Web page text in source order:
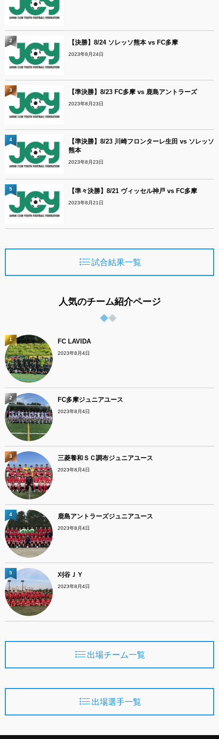
【決勝】8/24 ソレッソ熊本 vs FC多摩
2023年8月24日
2
【準決勝】8/23 FC多摩 vs 鹿島アントラーズ
2023年8月23日
3
【準決勝】8/23 川崎フロンターレ生田 vs ソレッソ
熊本
2023年8月23日
4
【準々決勝】8/21 ヴィッセル神戸 vs FC多摩
2023年8月21日
5
試合結果一覧
人気のチーム紹介ページ
FC LAVIDA
2023年8月4日
1
FC多摩ジュニアユース
2023年8月4日
2
三菱養和ＳＣ調布ジュニアユース
2023年8月4日
3
鹿島アントラーズジュニアユース
2023年8月4日
4
刈谷ＪＹ
2023年8月4日
5
出場チーム一覧
出場選手一覧